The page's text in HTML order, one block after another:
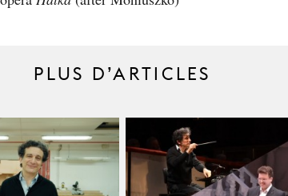
PLUS D’ARTICLES